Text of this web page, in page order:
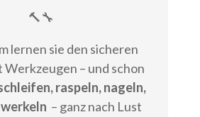
🔨🔧
lernen sie den sicheren
Werkzeugen – und schon
raspeln, nageln,
– ganz nach Lust